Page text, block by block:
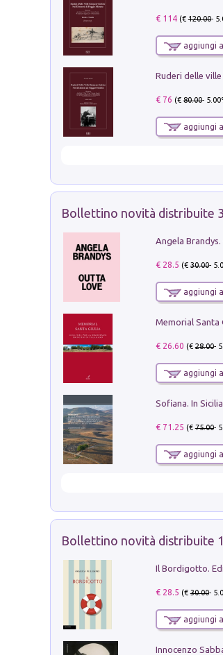
€ 114(€120.00-
aggiungi
€ 76 (€80.00-
aggiungi
Bollettino novità distribuite
Angela
€ 28.5 (€30.00-
aggiungi
€ 26.60 (€28.00-
aggiungi
€ 71.25 (€75.00-
aggiungi
Bollettino novità distribuite
Il Bordigotto.
€ 28.5 (€30.00-
aggiungi
Innocenzo